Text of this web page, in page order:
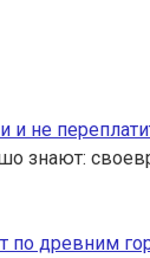
и не
знают:
по древним